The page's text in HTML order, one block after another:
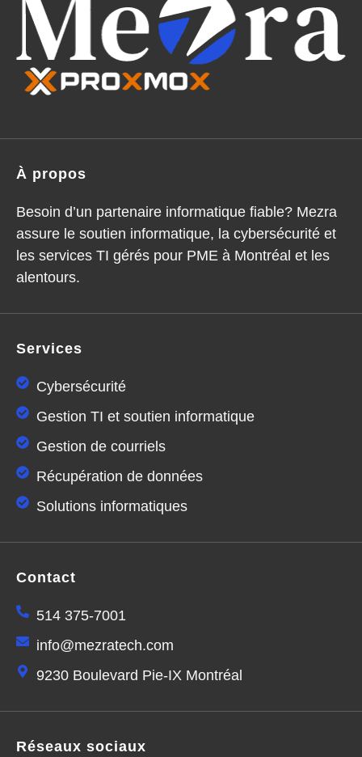
À propos
Besoin d’un partenaire informatique fiable? Mezra
assure le soutien informatique, la cybersécurité et
les services TI gérés pour PME à Montréal et les
alentours.
Services
Cybersécurité
Gestion TI et soutien informatique
Gestion de courriels
Récupération de données
Solutions informatiques
Contact
514 375-7001
info@mezratech.com
9230 Boulevard Pie-IX Montréal
Réseaux sociaux